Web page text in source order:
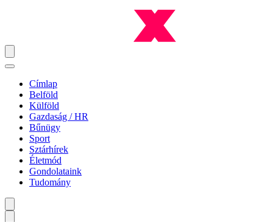
Címlap
Belföld
Külföld
Gazdaság / HR
Bűnügy
Sport
Sztárhírek
Életmód
Gondolataink
Tudomány